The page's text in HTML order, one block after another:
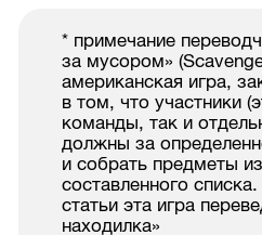
* примечание
за мусором»
американская игра,
в том, что участники
команды, так и
должны за
и собрать предметы
составленного
статьи эта игра
находилка»